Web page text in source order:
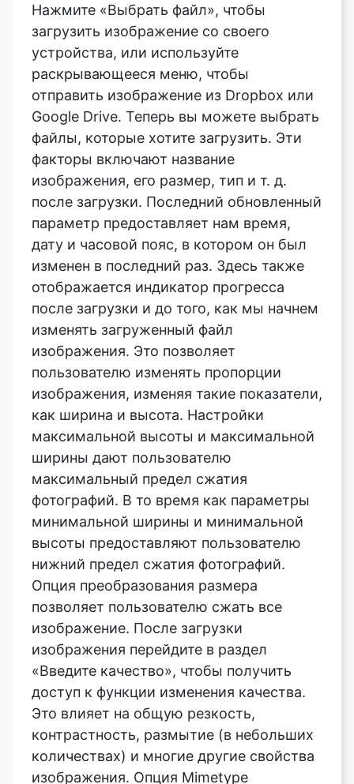
раскрывающееся меню, чтобы
отправить изображение из Dropbox или
Google Drive. Теперь вы можете выбрать
файлы, которые хотите загрузить. Эти
факторы включают название
изображения, его размер, тип и т. д.
после загрузки. Последний обновленный
параметр предоставляет нам время,
дату и часовой пояс, в котором он был
изменен в последний раз. Здесь также
отображается индикатор прогресса
после загрузки и до того, как мы начнем
изменять загруженный файл
изображения. Это позволяет
пользователю изменять пропорции
изображения, изменяя такие показатели,
как ширина и высота. Настройки
максимальной высоты и максимальной
ширины дают пользователю
максимальный предел сжатия
фотографий. В то время как параметры
минимальной ширины и минимальной
высоты предоставляют пользователю
нижний предел сжатия фотографий.
Опция преобразования размера
позволяет пользователю сжать все
изображение. После загрузки
изображения перейдите в раздел
«Введите качество», чтобы получить
доступ к функции изменения качества.
Это влияет на общую резкость,
контрастность, размытие (в небольших
количествах) и многие другие свойства
изображения. Опция Mimetype
позволяет пользователю выбрать
формат изображения после сжатия.